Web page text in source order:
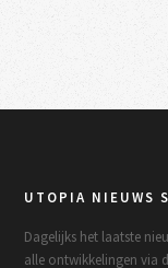
UTOPIA NIEUWS
Dagelijks het laatste
alle ontwikkelingen via